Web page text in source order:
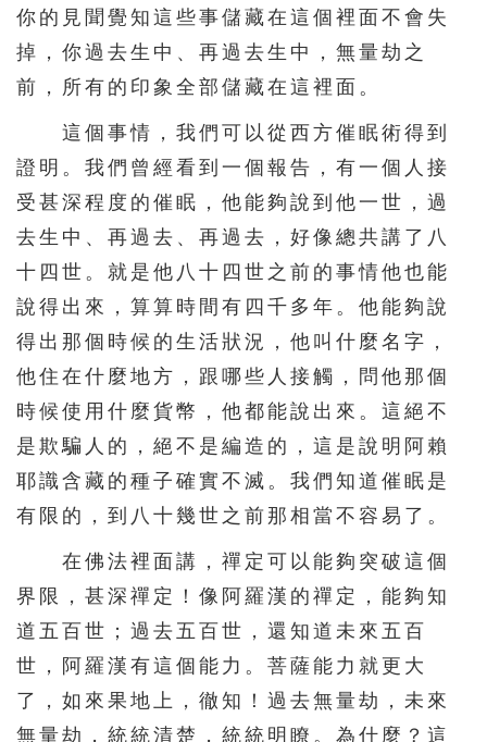
你的見聞覺知這些事儲藏在這個裡面不會失
掉，你過去生中、再過去生中，無量劫之
前，所有的印象全部儲藏在這裡面。
這個事情，我們可以從西方催眠術得到
證明。我們曾經看到一個報告，有一個人接
受甚深程度的催眠，他能夠說到他一世，過
去生中、再過去、再過去，好像總共講了八
十四世。就是他八十四世之前的事情他也能
說得出來，算算時間有四千多年。他能夠說
得出那個時候的生活狀況，他叫什麼名字，
他住在什麼地方，跟哪些人接觸，問他那個
時候使用什麼貨幣，他都能說出來。這絕不
是欺騙人的，絕不是編造的，這是說明阿賴
耶識含藏的種子確實不滅。我們知道催眠是
有限的，到八十幾世之前那相當不容易了。
在佛法裡面講，禪定可以能夠突破這個
界限，甚深禪定！像阿羅漢的禪定，能夠知
道五百世；過去五百世，還知道未來五百
世，阿羅漢有這個能力。菩薩能力就更大
了，如來果地上，徹知！過去無量劫，未來
無量劫，統統清楚，統統明瞭。為什麼？這